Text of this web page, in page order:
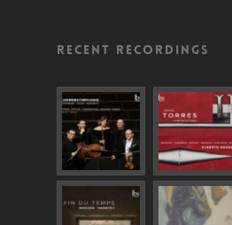
Recent recordings